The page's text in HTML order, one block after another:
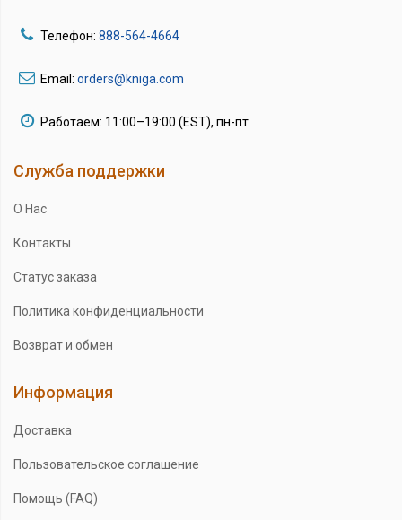
Телефон: 888-564-4664
Email: orders@kniga.com
Работаем: 11:00–19:00 (EST), пн-пт
Служба поддержки
О Нас
Контакты
Статус заказа
Политика конфиденциальности
Возврат и обмен
Информация
Доставка
Пользовательское соглашение
Помощь (FAQ)